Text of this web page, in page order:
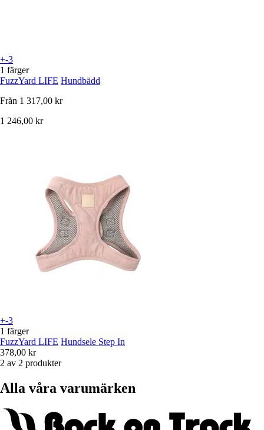
+-3
1 färger
FuzzYard LIFE Hundbädd
Från 1 317,00 kr
1 246,00 kr
+-3
1 färger
FuzzYard LIFE Hundsele Step In
378,00 kr
2 av 2 produkter
Alla våra varumärken